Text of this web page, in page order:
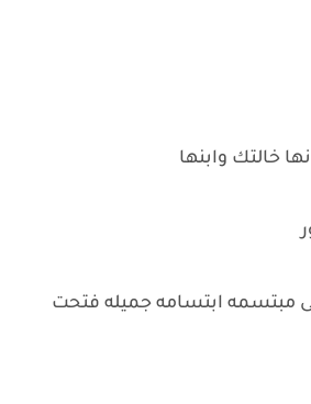
خالتك وابنها
مبتسمه ابتسامه جميله فتحت